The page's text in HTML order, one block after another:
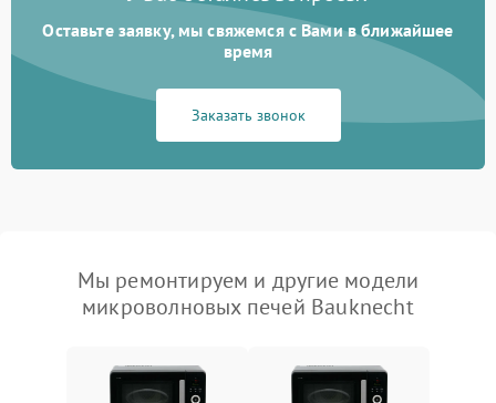
Оставьте заявку, мы свяжемся с Вами в ближайшее
время
Заказать звонок
Мы ремонтируем и другие модели
микроволновых печей Bauknecht